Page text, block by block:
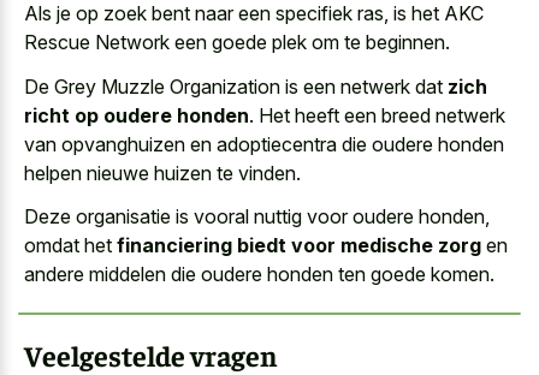
Als je op zoek bent naar een specifiek ras, is het AKC
Rescue Network een goede plek om te beginnen.
De Grey Muzzle Organization is een netwerk dat zich
richt op oudere honden. Het heeft een breed netwerk
van opvanghuizen en adoptiecentra die oudere honden
helpen nieuwe huizen te vinden.
Deze organisatie is vooral nuttig voor oudere honden,
omdat het financiering biedt voor medische zorg en
andere middelen die oudere honden ten goede komen.
Veelgestelde vragen